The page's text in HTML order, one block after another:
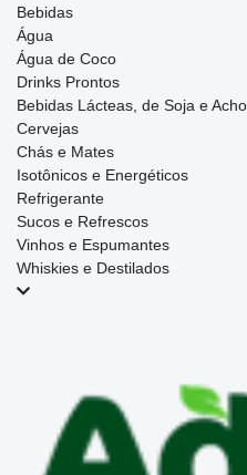
Bebidas
Água
Água de Coco
Drinks Prontos
Bebidas Lácteas, de Soja e
Cervejas
Chás e Mates
Isotônicos e Energéticos
Refrigerante
Sucos e Refrescos
Vinhos e Espumantes
Whiskies e Destilados